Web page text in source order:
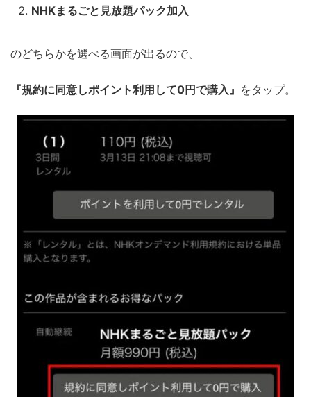
NHKまるごと見放題パック加入
のどちらかを選べる画面が出るので、
『規約に同意しポイント利用して0円で購入』 をタップ。